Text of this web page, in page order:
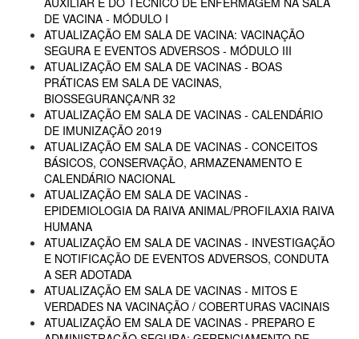
DE VACINA - MÓDULO I
ATUALIZAÇÃO EM SALA DE VACINA: VACINAÇÃO
SEGURA E EVENTOS ADVERSOS - MÓDULO III
ATUALIZAÇÃO EM SALA DE VACINAS - BOAS
PRÁTICAS EM SALA DE VACINAS,
BIOSSEGURANÇA/NR 32
ATUALIZAÇÃO EM SALA DE VACINAS - CALENDÁRIO
DE IMUNIZAÇÃO 2019
ATUALIZAÇÃO EM SALA DE VACINAS - CONCEITOS
BÁSICOS, CONSERVAÇÃO, ARMAZENAMENTO E
CALENDÁRIO NACIONAL
ATUALIZAÇÃO EM SALA DE VACINAS -
EPIDEMIOLOGIA DA RAIVA ANIMAL/PROFILAXIA RAIVA
HUMANA
ATUALIZAÇÃO EM SALA DE VACINAS - INVESTIGAÇÃO
E NOTIFICAÇÃO DE EVENTOS ADVERSOS, CONDUTA
A SER ADOTADA
ATUALIZAÇÃO EM SALA DE VACINAS - MITOS E
VERDADES NA VACINAÇÃO / COBERTURAS VACINAIS
ATUALIZAÇÃO EM SALA DE VACINAS - PREPARO E